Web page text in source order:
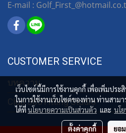
E-mail :
CUSTOMER SERVICE
บทความ
Club 365 Fitting Studio
เว็บไซต์นี้มีการใช้งานคุกกี้ เพื่อเพิ่มปร
ในการใช้งานเว็บไซต์ของท่าน ท่านสาม
ได้ที่นโยบายความเป็นส่วนตัว และ นโ
ตั้งค่าคุกกี้ ยอ